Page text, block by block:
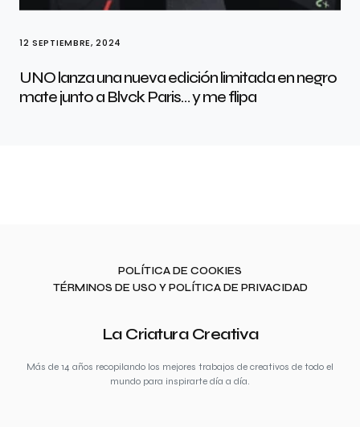
12 SEPTIEMBRE, 2024
UNO lanza una nueva edición limitada en negro
mate junto a Blvck Paris… y me flipa
POLÍTICA DE COOKIES
TÉRMINOS DE USO Y POLÍTICA DE PRIVACIDAD
La Criatura Creativa
Más de 14 años recopilando los mejores trabajos de creativos de todo el
mundo para inspirarte día a día.